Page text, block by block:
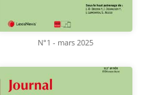
N°1 - mars 2025